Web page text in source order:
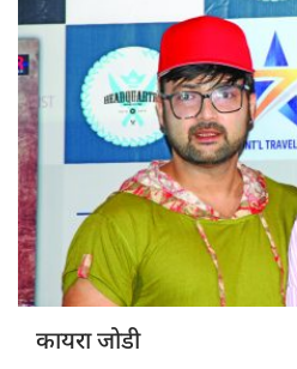
कायरा जोडी